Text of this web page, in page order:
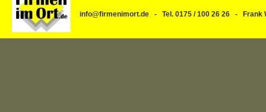
info@firmenimort.de - Tel. 0175 / 100 26 26 -